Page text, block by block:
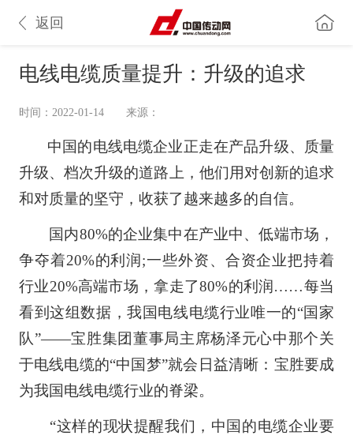
返回
电线电缆质量提升：升级的追求
时间：2022-01-14 来源：
中国的电线电缆企业正走在产品升级、质量
升级、档次升级的道路上，他们用对创新的追求
和对质量的坚守，收获了越来越多的自信。
国内80%的企业集中在产业中、低端市场，
争夺着20%的利润;一些外资、合资企业把持着
行业20%高端市场，拿走了80%的利润……每当
看到这组数据，我国电线电缆行业唯一的“国家
队”——宝胜集团董事局主席杨泽元心中那个关
于电线电缆的“中国梦”就会日益清晰：宝胜要成
为我国电线电缆行业的脊梁。
“这样的现状提醒我们，中国的电缆企业要